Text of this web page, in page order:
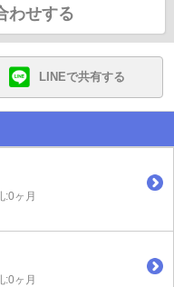
わせする
LINEで共有する
:0ヶ月
:0ヶ月